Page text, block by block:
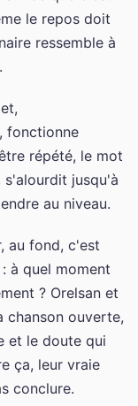
le repos doit
ressemble à
fonctionne
répété, le mot
s'alourdit jusqu'à
au niveau.
au fond, c'est
à quel moment
? Orelsan et
chanson ouverte,
et le doute qui
ça, leur vraie
conclure.